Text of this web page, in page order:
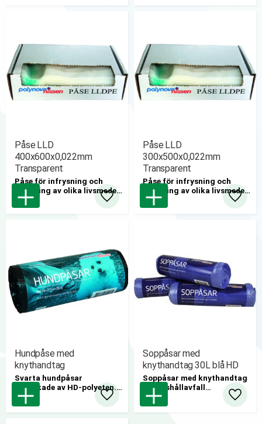
Påse LLD
400x600x0,022mm
Transparent
Påse för infrysning och
förvaring av olika livsmedel.
1000st/krt
Lägg till i favoriter
Påse LLD
300x500x0,022mm
Transparent
Påse för infrysning och
förvaring av olika livsmedel.
2000st/krt
Lägg
Hundpåse med
knythandtag
Svarta hundpåsar
tillverkade av HD-polyeten.
Med praktiska knythandtag
för enklare hantering.
50 rl/kartong
Lägg till i favoriter
Soppåsar med
knythandtag 30L blå HD
Soppåsar med knythandtag
för hushållavfall
50rl/krt
Lägg